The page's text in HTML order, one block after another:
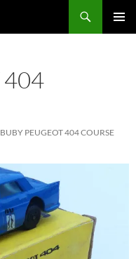
404
BUBY PEUGEOT 404 COURSE